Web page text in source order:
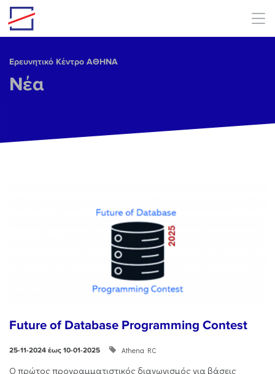
Skip to main content
Ερευνητικό Κέντρο ΑΘΗΝΑ
Νέα
Future of Database Programming Contest
25-11-2024 έως 10-01-2025 Athena RC
Ο πρώτος προγραμματιστικός διαγωνισμός για βάσεις